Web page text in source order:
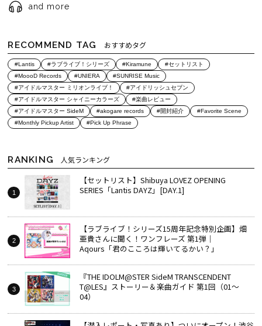
and more
RECOMMEND TAG おすすめタグ
#Lantis #ラブライブ！シリーズ #Kiramune
#セットリスト
#MoooD Records
#UNIERA
#SUNRISE Music
#アイドルマスター ミリオンライブ！
#アイドリッシュセブン
#アイドルマスター シャイニーカラーズ
#楽曲レビュー
#アイドルマスター SideM
#akogare records #開封紹介
#Favorite Scene
#Monthly Pickup Artist
#Pick Up Phrase
RANKING 人気ランキング
【セットリスト】Shibuya LOVEZ OPENING
SERIES「Lantis DAYZ」[DAY.1]
【ラブライブ！シリーズ15周年記念特別企画】畑
亜貴さんに聞く！ワンフレーズ 第1弾｜
Aqours「君のこころは輝いてるかい？」
『THE IDOLM@STER SideM TRANSCENDENT
T@LES』ストーリー＆楽曲ガイド 第1回（01～
04）